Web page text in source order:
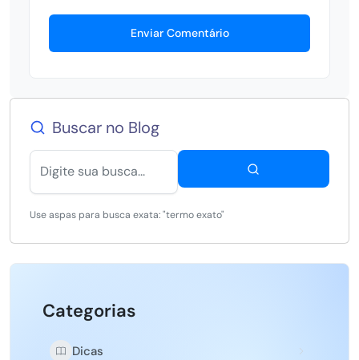
Enviar Comentário
Buscar no Blog
Use aspas para busca exata: "termo exato"
Categorias
Dicas